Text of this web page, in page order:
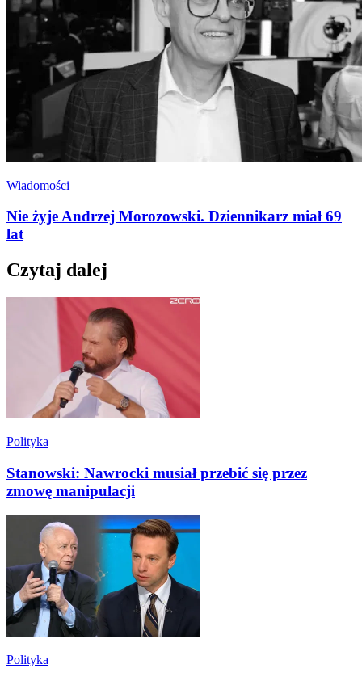
Wiadomości
Nie żyje Andrzej Morozowski. Dziennikarz miał 69
lat
Czytaj dalej
Polityka
Stanowski: Nawrocki musiał przebić się przez
zmowę manipulacji
Polityka